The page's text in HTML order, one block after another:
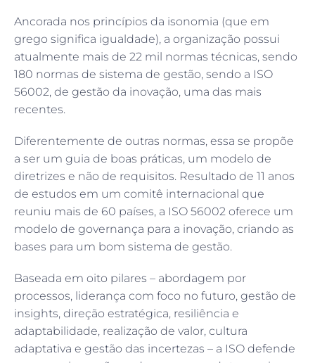
Ancorada nos princípios da isonomia (que em
grego significa igualdade), a organização possui
atualmente mais de 22 mil normas técnicas, sendo
180 normas de sistema de gestão, sendo a ISO
56002, de gestão da inovação, uma das mais
recentes.
Diferentemente de outras normas, essa se propõe
a ser um guia de boas práticas, um modelo de
diretrizes e não de requisitos. Resultado de 11 anos
de estudos em um comitê internacional que
reuniu mais de 60 países, a ISO 56002 oferece um
modelo de governança para a inovação, criando as
bases para um bom sistema de gestão.
Baseada em oito pilares – abordagem por
processos, liderança com foco no futuro, gestão de
insights, direção estratégica, resiliência e
adaptabilidade, realização de valor, cultura
adaptativa e gestão das incertezas – a ISO defende